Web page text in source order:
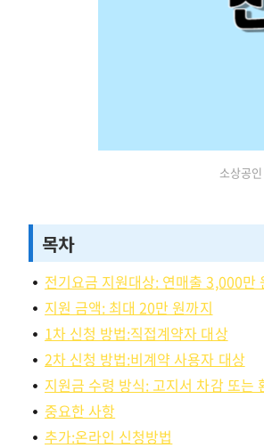
소상공
목차
전기요금 지원대상: 연매출 3,000만
지원 금액: 최대 20만 원까지
1차 신청 방법:직접계약자 대상
2차 신청 방법:비계약 사용자 대상
지원금 수령 방식: 고지서 차감 또는
중요한 사항
추가:온라인 신청방법